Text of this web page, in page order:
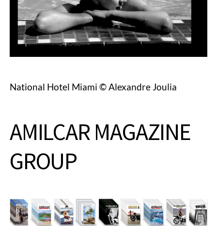
National Hotel Miami © Alexandre Joulia
AMILCAR MAGAZINE
GROUP